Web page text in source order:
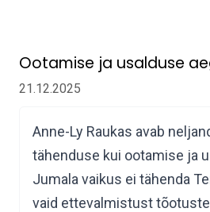
Ootamise ja usalduse
21.12.2025
Anne-Ly Raukas avab
tähenduse kui ootamise ja
Jumala vaikus ei tähenda
vaid ettevalmistust